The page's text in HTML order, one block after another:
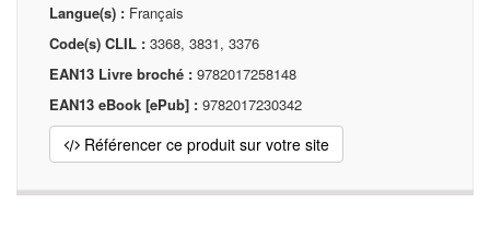
Langue(s) : Français
Code(s) CLIL : 3368, 3831, 3376
EAN13 Livre broché : 9782017258148
EAN13 eBook [ePub] : 9782017230342
Référencer ce produit sur votre site